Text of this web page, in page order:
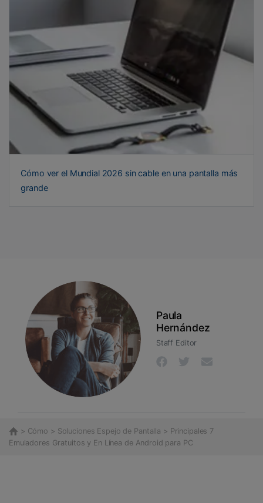
Cómo ver el Mundial 2026 sin cable en una pantalla más
grande
Paula
Hernández
Staff Editor
> Cómo > Soluciones Espejo de Pantalla > Principales 7
Emuladores Gratuitos y En Línea de Android para PC